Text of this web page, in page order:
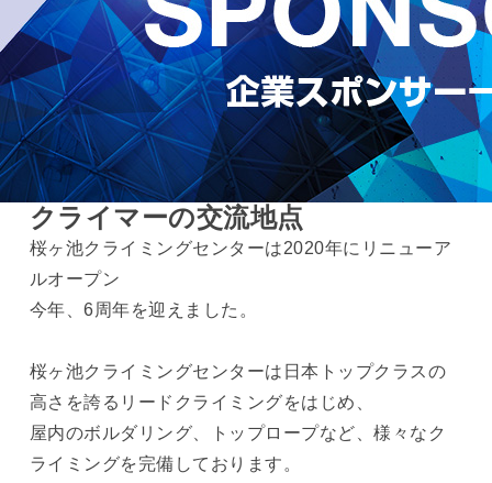
クライマーの交流地点
桜ヶ池クライミングセンターは2020年にリニューア
ルオープン
今年、6周年を迎えました。
桜ヶ池クライミングセンターは日本トップクラスの
高さを誇るリードクライミングをはじめ、
屋内のボルダリング、トップロープなど、様々なク
ライミングを完備しております。